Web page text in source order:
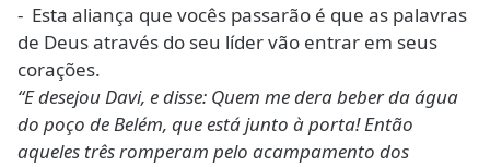
- Esta aliança que vocês passarão é que as palavras
de Deus através do seu líder vão entrar em seus
corações.
“E desejou Davi, e disse: Quem me dera beber da água
do poço de Belém, que está junto à porta! Então
aqueles três romperam pelo acampamento dos